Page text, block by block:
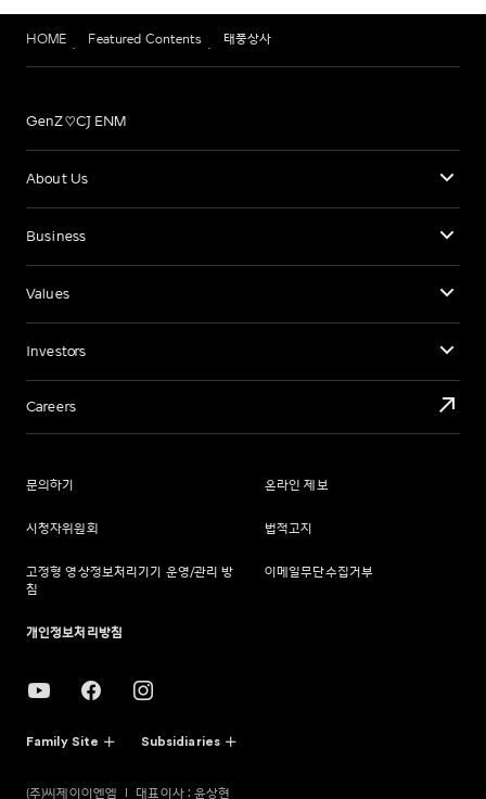
HOME Featured Contents 태풍상사
GenZ♡CJ ENM
About Us
Business
Values
Investors
Careers
문의하기 온라인 제보
시청자위원회 법적고지
고정형 영상정보처리기기 운영/관리 방
침
이메일무단수집거부
개인정보처리방침
Family Site Subsidiaries
(주)씨제이이엔엠 대표이사 : 윤상현